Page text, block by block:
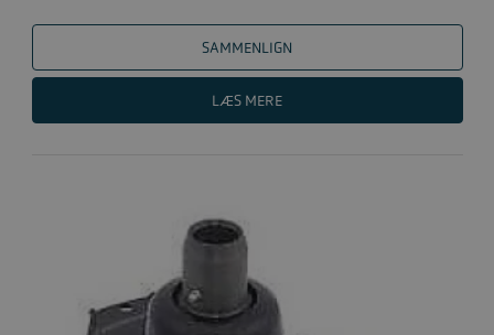
SAMMENLIGN
LÆS MERE